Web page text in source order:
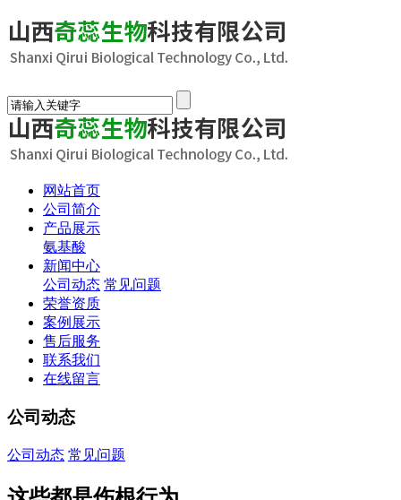
网站首页
公司简介
产品展示
氨基酸
新闻中心
公司动态 常见问题
荣誉资质
案例展示
售后服务
联系我们
在线留言
公司动态
公司动态 常见问题